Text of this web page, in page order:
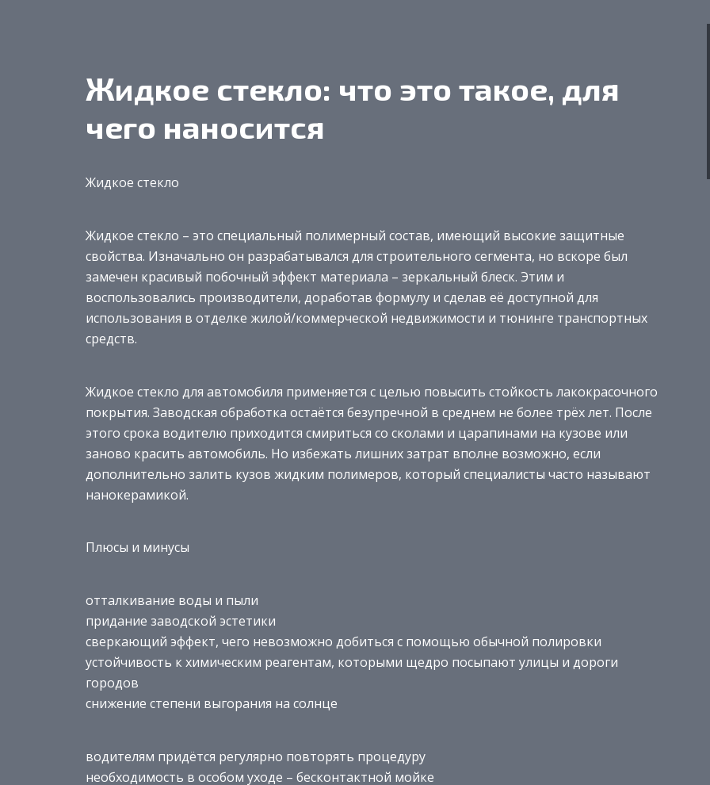
Жидкое стекло: что это такое, для
чего наносится
Жидкое стекло
Жидкое стекло – это специальный полимерный состав, имеющий высокие защитные
свойства. Изначально он разрабатывался для строительного сегмента, но вскоре был
замечен красивый побочный эффект материала – зеркальный блеск. Этим и
воспользовались производители, доработав формулу и сделав её доступной для
использования в отделке жилой/коммерческой недвижимости и тюнинге транспортных
средств.
Жидкое стекло для автомобиля применяется с целью повысить стойкость лакокрасочного
покрытия. Заводская обработка остаётся безупречной в среднем не более трёх лет. После
этого срока водителю приходится смириться со сколами и царапинами на кузове или
заново красить автомобиль. Но избежать лишних затрат вполне возможно, если
дополнительно залить кузов жидким полимеров, который специалисты часто называют
нанокерамикой.
Плюсы и минусы
отталкивание воды и пыли
придание заводской эстетики
сверкающий эффект, чего невозможно добиться с помощью обычной полировки
устойчивость к химическим реагентам, которыми щедро посыпают улицы и дороги
городов
снижение степени выгорания на солнце
водителям придётся регулярно повторять процедуру
необходимость в особом уходе – бесконтактной мойке